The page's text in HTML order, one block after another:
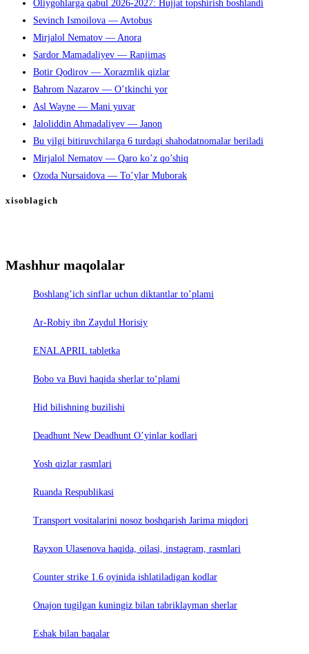
Oliygohlarga qabul 2026-2027: Hujjat topshirish boshlandi
Sevinch Ismoilova — Avtobus
Mirjalol Nematov — Anora
Sardor Mamadaliyev — Ranjimas
Botir Qodirov — Xorazmlik qizlar
Bahrom Nazarov — O’tkinchi yor
Asl Wayne — Mani yuvar
Jaloliddin Ahmadaliyev — Janon
Bu yilgi bitiruvchilarga 6 turdagi shahodatnomalar beriladi
Mirjalol Nematov — Qaro ko’z qo’shiq
Ozoda Nursaidova — To’ylar Muborak
xisoblagich
Mashhur maqolalar
Boshlang’ich sinflar uchun diktantlar to’plami
Ar-Robiy ibn Zaydul Horisiy
ENALAPRIL tabletka
Bobo va Buvi haqida sherlar to‘plami
Hid bilishning buzilishi
Deadhunt New Deadhunt O’yinlar kodlari
Yosh qizlar rasmlari
Ruanda Respublikasi
Trаnsport vositаlаrini nosoz boshqаrish Jаrimа miqdori
Rayxon Ulasenova haqida, oilasi, instagram, rasmlari
Counter strike 1.6 oyinida ishlatiladigan kodlar
Onajon tugilgan kuningiz bilan tabriklayman sherlar
Eshak bilan baqalar